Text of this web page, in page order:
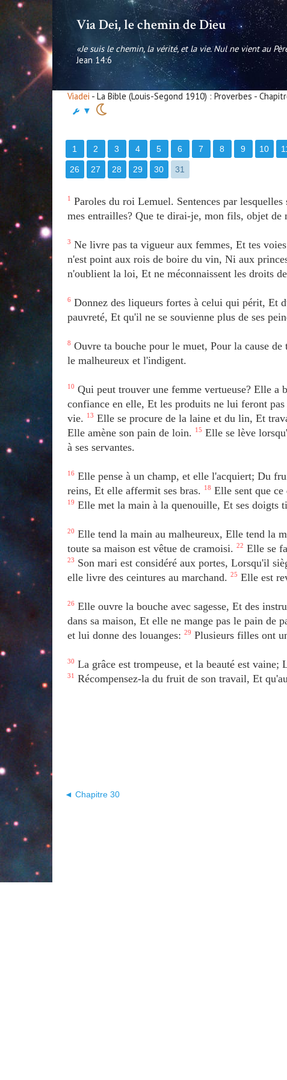
Via Dei, le chemin de Dieu
«Je suis le chemin, la vérité, et la vie. Nul ne vient au
Jean 14:6
Viadei - La Bible (Louis-Segond 1910) : Proverbes -
▼
1 2 3 4 5 6 7 8 9 10
26 27 28 29 30 31
1 Paroles du roi Lemuel. Sentences par
mes entrailles? Que te dirai-je, mon fils, objet de
3 Ne livre pas ta vigueur aux femmes, Et tes
n'est point aux rois de boire du vin, Ni aux
n'oublient la loi, Et ne méconnaissent les droits
6 Donnez des liqueurs fortes à celui qui périt, Et
pauvreté, Et qu'il ne se souvienne plus de ses
8 Ouvre ta bouche pour le muet, Pour la cause de
le malheureux et l'indigent.
10 Qui peut trouver une femme vertueuse? Elle a
confiance en elle, Et les produits ne lui feront pas
vie.
13 Elle se procure de la laine et du lin, Et
Elle amène son pain de loin.
15 Elle se lève
à ses servantes.
16 Elle pense à un champ, et elle l'acquiert; Du
reins, Et elle affermit ses bras.
18 Elle sent que
19 Elle met la main à la quenouille, Et ses doigts
20 Elle tend la main au malheureux, Elle tend la
toute sa maison est vêtue de cramoisi. 22 Elle se
23 Son mari est considéré aux portes, Lorsqu'il
elle livre des ceintures au marchand. 25 Elle est
26 Elle ouvre la bouche avec sagesse, Et des
dans sa maison, Et elle ne mange pas le pain de
et lui donne des louanges: 29 Plusieurs filles ont
30 La grâce est trompeuse, et la beauté est
31 Récompensez-la du fruit de son travail, Et
◄ Chapitre 30